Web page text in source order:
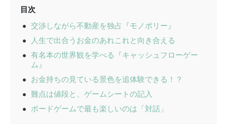
目次
交渉しながら不動産を独占『モノポリー』
人生で出合うお金のあれこれと向き合える
有名本の世界観を学べる『キャッシュフローゲー
ム』
お金持ちの見ている景色を追体験できる！？
難点は値段と、ゲームシートの記入
ボードゲームで最も楽しいのは「対話」